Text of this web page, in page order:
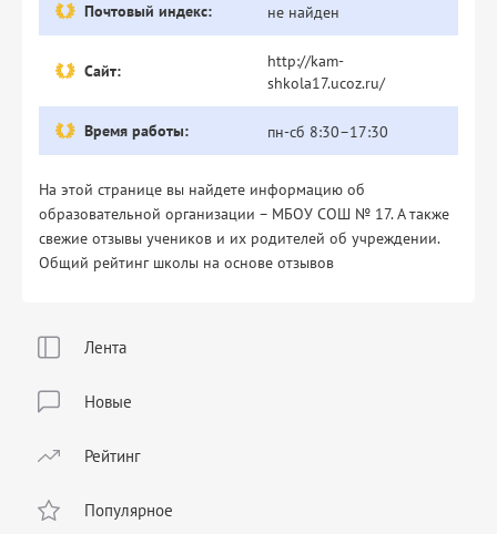
Лента
Новые
Рейтинг
Популярное
Почтовый индекс: не найден
Сайт:
http://kam-
shkola17.ucoz.ru/
Время работы: пн-сб 8:30–17:30
На этой странице вы найдете информацию об
образовательной организации – МБОУ СОШ № 17. А также
свежие отзывы учеников и их родителей об учреждении.
Общий рейтинг школы на основе отзывов